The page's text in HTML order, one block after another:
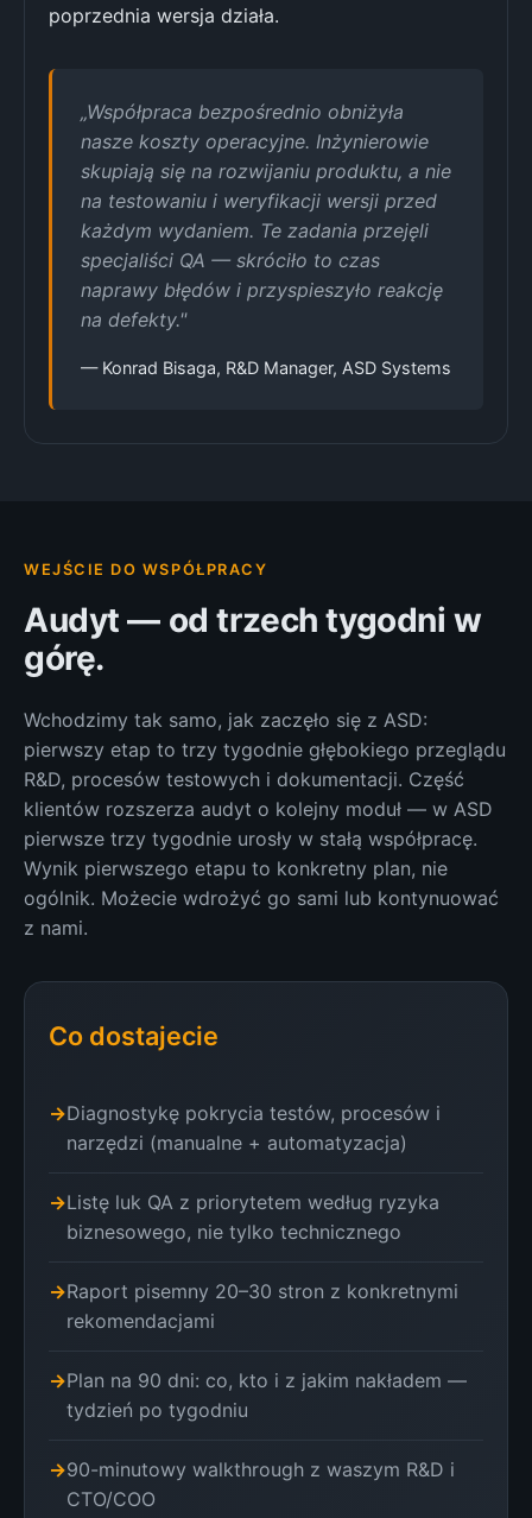
poprzednia wersja działa.
„Współpraca bezpośrednio obniżyła
nasze koszty operacyjne. Inżynierowie
skupiają się na rozwijaniu produktu, a nie
na testowaniu i weryfikacji wersji przed
każdym wydaniem. Te zadania przejęli
specjaliści QA — skróciło to czas
naprawy błędów i przyspieszyło reakcję
na defekty."
— Konrad Bisaga, R&D Manager, ASD Systems
WEJŚCIE DO WSPÓŁPRACY
Audyt — od trzech tygodni w
górę.
Wchodzimy tak samo, jak zaczęło się z ASD:
pierwszy etap to trzy tygodnie głębokiego przeglądu
R&D, procesów testowych i dokumentacji. Część
klientów rozszerza audyt o kolejny moduł — w ASD
pierwsze trzy tygodnie urosły w stałą współpracę.
Wynik pierwszego etapu to konkretny plan, nie
ogólnik. Możecie wdrożyć go sami lub kontynuować
z nami.
Co dostajecie
Diagnostykę pokrycia testów, procesów i
narzędzi (manualne + automatyzacja)
Listę luk QA z priorytetem według ryzyka
biznesowego, nie tylko technicznego
Raport pisemny 20–30 stron z konkretnymi
rekomendacjami
Plan na 90 dni: co, kto i z jakim nakładem —
tydzień po tygodniu
90-minutowy walkthrough z waszym R&D i
CTO/COO